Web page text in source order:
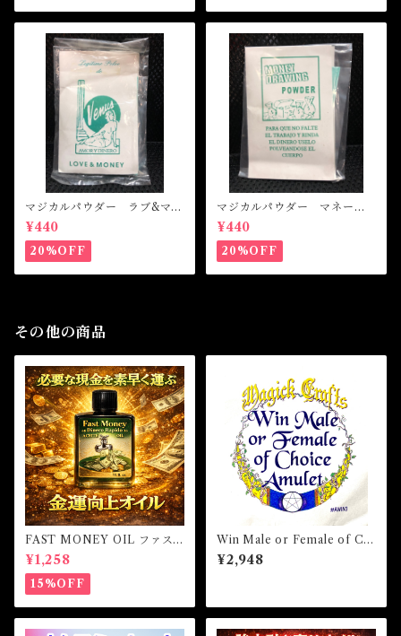
マジカルパウダー ラブ&マネ
ー Magical Powder LOVE
&MONEY
¥440
20%OFF
マジカルパウダー マネード
ローイング Magical Powde
r MONEY DRAWING
¥440
20%OFF
その他の商品
FAST MONEY OIL ファス
トマネーオイル
¥1,258
15%OFF
Win Male or Female of Ch
oice Amulet ウィンメールオ
アフィメールオブチョイスア
¥2,948